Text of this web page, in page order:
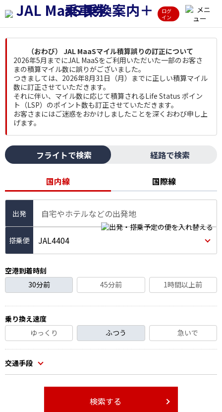
ログ
イン
（おわび） JAL MaaSマイル積算誤りの訂正について
2026年5月までにJAL MaaSをご利用いただいた一部のお客さ
まの積算マイル数に誤りがございました。
つきましては、2026年8月31日（月）までに正しい積算マイル
数に訂正させていただきます。
それに伴い、マイル数に応じて積算されるLife Status ポイン
ト（LSP）のポイント数も訂正させていただきます。
お客さまにはご迷惑をおかけしましたことを深くおわび申し上
げます。
フライトで検索 経路で検索
国内線 国際線
出発 自宅やホテルなどの出発地
JAL4404
空港到着時刻
30分前
45分前 1時間以上前
乗り換え速度
ゆっくり
ふつう 急いで
交通手段
検索する